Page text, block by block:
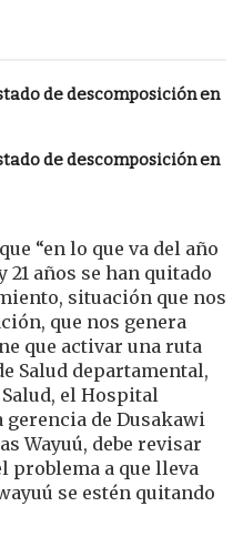
de descomposición en
de descomposición en
“en lo que va del año
21 años se han quitado
situación que nos
que nos genera
que activar una ruta
Salud departamental,
el Hospital
gerencia de Dusakawi
Wayuú, debe revisar
problema a que lleva
se estén quitando